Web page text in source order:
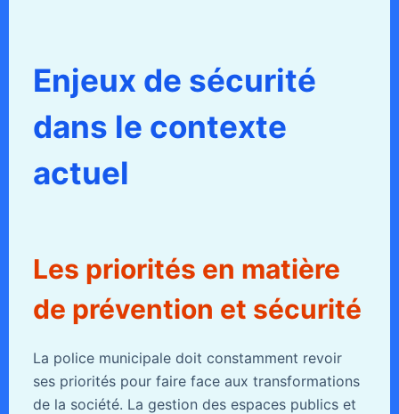
Enjeux de sécurité
dans le contexte
actuel
Les priorités en matière
de prévention et sécurité
La police municipale doit constamment revoir
ses priorités pour faire face aux transformations
de la société. La gestion des espaces publics et